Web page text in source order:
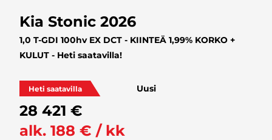
Kia Stonic 2026
1,0 T-GDI 100hv EX DCT - KIINTEÄ 1,99% KORKO +
KULUT - Heti saatavilla!
Heti saatavilla Uusi
28 421 €
alk. 188 € / kk